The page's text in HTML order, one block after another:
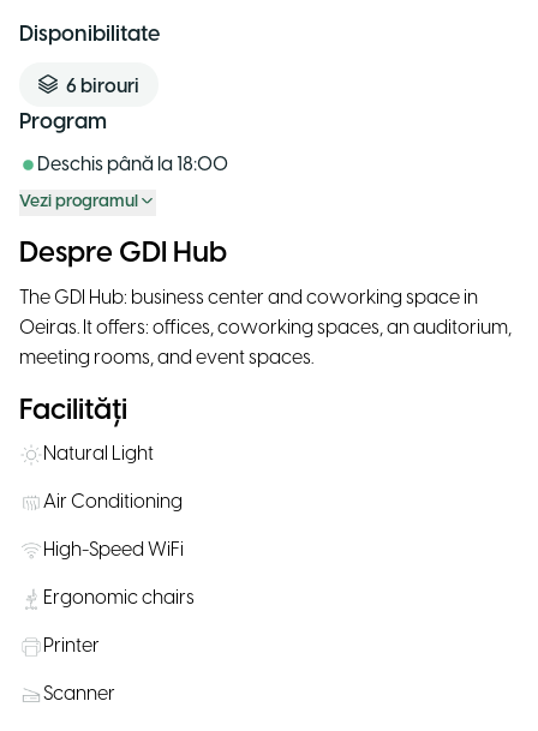
Disponibilitate
6 birouri
Program
Deschis până la 18:00
Vezi programul
Despre GDI Hub
The GDI Hub: business center and coworking space in
Oeiras. It offers: offices, coworking spaces, an auditorium,
meeting rooms, and event spaces.
Facilități
Natural Light
Air Conditioning
High-Speed WiFi
Ergonomic chairs
Printer
Scanner